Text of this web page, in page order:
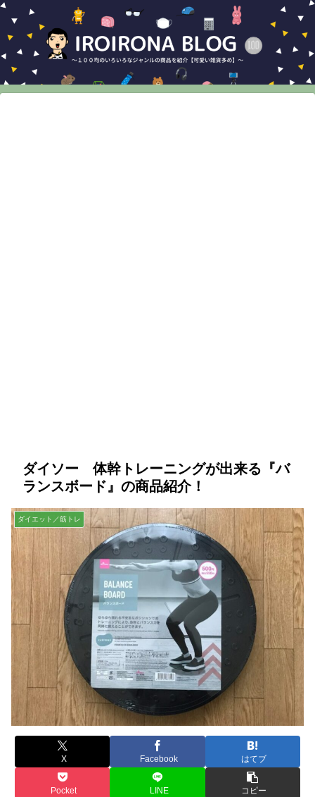
ダイソー 体幹トレーニングが出来る『バ
ランスボード』の商品紹介！
ダイエット／筋トレ
X Facebook はてブ
Pocket LINE コピー